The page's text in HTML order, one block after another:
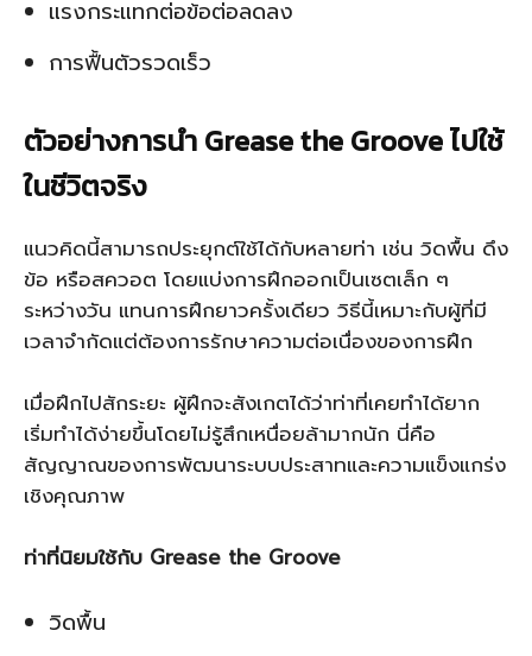
แรงกระแทกต่อข้อต่อลดลง
การฟื้นตัวรวดเร็ว
ตัวอย่างการนำ Grease the Groove ไปใช้
ในชีวิตจริง
แนวคิดนี้สามารถประยุกต์ใช้ได้กับหลายท่า เช่น วิดพื้น ดึง
ข้อ หรือสควอต โดยแบ่งการฝึกออกเป็นเซตเล็ก ๆ
ระหว่างวัน แทนการฝึกยาวครั้งเดียว วิธีนี้เหมาะกับผู้ที่มี
เวลาจำกัดแต่ต้องการรักษาความต่อเนื่องของการฝึก
เมื่อฝึกไปสักระยะ ผู้ฝึกจะสังเกตได้ว่าท่าที่เคยทำได้ยาก
เริ่มทำได้ง่ายขึ้นโดยไม่รู้สึกเหนื่อยล้ามากนัก นี่คือ
สัญญาณของการพัฒนาระบบประสาทและความแข็งแกร่ง
เชิงคุณภาพ
ท่าที่นิยมใช้กับ Grease the Groove
วิดพื้น